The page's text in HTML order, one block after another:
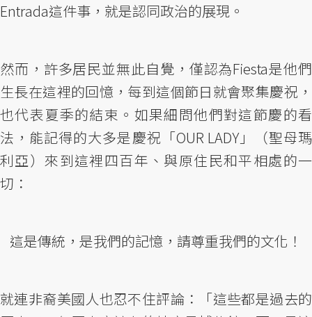
Entrada這件事，就是認同政治的展現。
然而，許多居民並無此自覺，僅認為Fiesta是他們
生長在這裡的回憶，每到這個節日就會聚集慶祝，
也代表夏季的結束。如果細問他們對這節慶的看
法，能記得的大多是慶祝「OUR LADY」（聖母瑪
利亞）來到這裡四百年、與原住民和平相處的一
切：
這是傳統，是我們的記憶，請尊重我們的文化！
就連非裔美國人也忍不住評論：「這些都是過去的